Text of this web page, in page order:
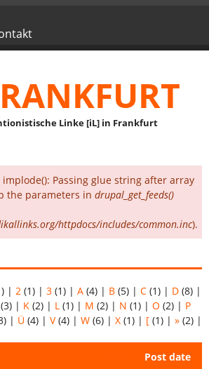
Linke [iL] in Frankfurt
implode(): Passing glue string after array
the parameters in drupal_get_feeds()
httpdocs/includes/common.inc).
| 2 (1) | 3 (1) | A (4) | B (5) | C (1) | D (8) |
(3) | K (2) | L (1) | M (2) | N (1) | O (2) | P
| Ü (4) | V(4) | W (6) | X (1) | [ (1) | » (2) |
Post date